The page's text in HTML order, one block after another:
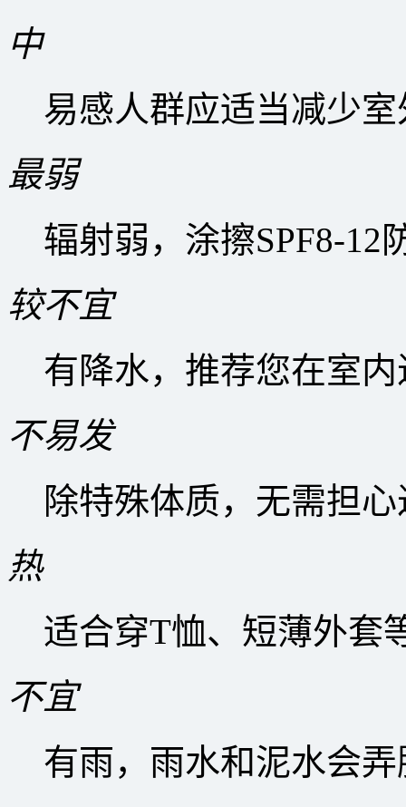
中
易感人群应适当减少
最弱
辐射弱，涂擦SPF8-12
较不宜
有降水，推荐您在室
不易发
除特殊体质，无需担
热
适合穿T恤、短薄外套
不宜
有雨，雨水和泥水会